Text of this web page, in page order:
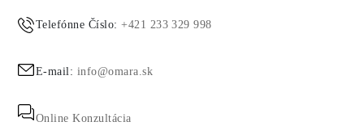
Telefónne Číslo:+421 233 329 998
E-mail: info@omara.sk
Online Konzultácia